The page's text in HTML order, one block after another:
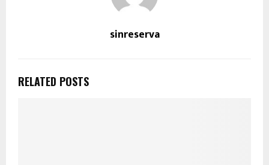
sinreserva
RELATED POSTS